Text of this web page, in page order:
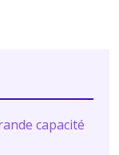
capacité